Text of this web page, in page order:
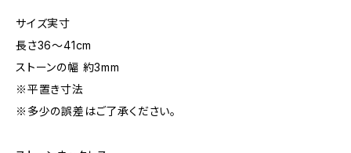
サイズ実寸
長さ36〜41cm
ストーンの幅 約3mm
※平置き寸法
※多少の誤差はご了承ください。